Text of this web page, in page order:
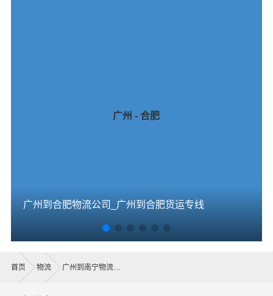
广州 - 合肥
广州到合肥物流公司_广州到合肥货运专线
首页 物流 广州到南宁物流公司